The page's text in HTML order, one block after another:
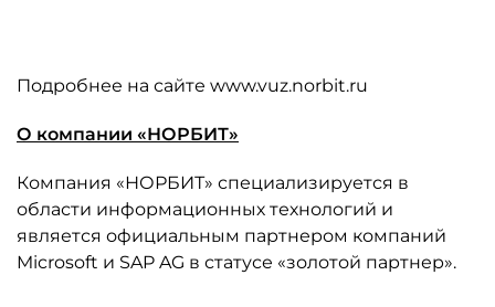
Подробнее на сайте www.vuz.norbit.ru
О компании «НОРБИТ»
Компания «НОРБИТ» специализируется в
области информационных технологий и
является официальным партнером компаний
Microsoft и SAP AG в статусе «золотой партнер».